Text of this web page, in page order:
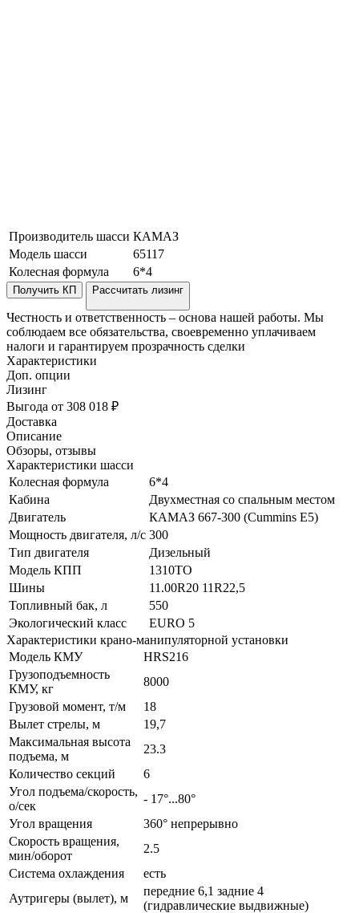
Производитель шасси КАМАЗ
Модель шасси
65117
Колесная формула
6*4
Получить КП Рассчитать лизинг
Честность и ответственность – основа нашей работы. Мы
соблюдаем все обязательства, своевременно уплачиваем
налоги и гарантируем прозрачность сделки
Характеристики
Доп. опции
Лизинг
Выгода от 308 018 ₽
Доставка
Описание
Обзоры, отзывы
Характеристики шасси
Колесная формула
6*4
Кабина
Двухместная со спальным местом
Двигатель
КАМАЗ 667-300 (Cummins Е5)
Мощность двигателя, л/с 300
Тип двигателя
Дизельный
Модель КПП
1310TO
Шины
11.00R20 11R22,5
Топливный бак, л
550
Экологический класс
EURO 5
Характеристики крано-манипуляторной установки
Модель КМУ
HRS216
Грузоподъемность
КМУ, кг
8000
Грузовой момент, т/м
18
Вылет стрелы, м
19,7
Максимальная высота
подъема, м
23.3
Количество секций
6
Угол подъема/скорость,
о/сек
- 17°...80°
Угол вращения
360° непрерывно
Скорость вращения,
мин/оборот
2.5
Система охлаждения
есть
Аутригеры (вылет), м
передние 6,1 задние 4
(гидравлические выдвижные)